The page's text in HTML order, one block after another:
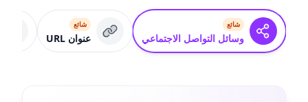
شائع
وسائل التواصل الاجتماعي
شائع
عنوان URL